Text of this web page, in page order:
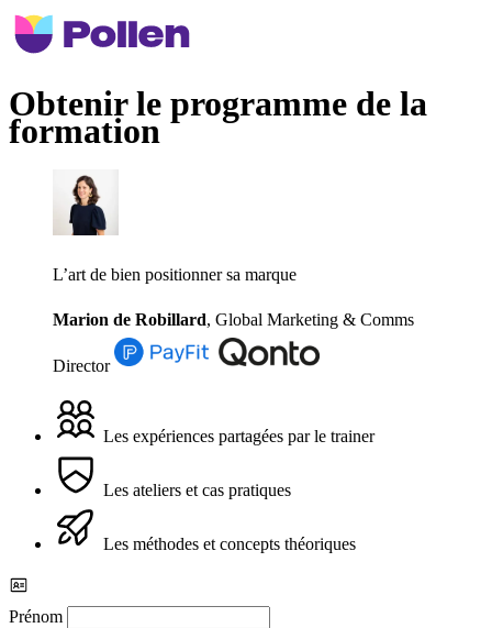
Obtenir le programme de la
formation
L’art de bien positionner sa marque
Marion de Robillard, Global Marketing & Comms
Director
Les expériences partagées par le trainer
Les ateliers et cas pratiques
Les méthodes et concepts théoriques
Prénom